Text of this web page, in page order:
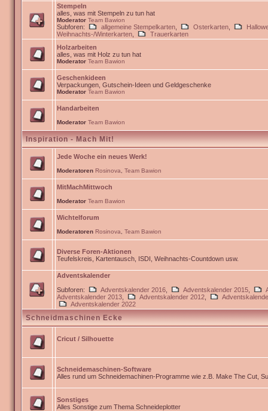
Stempeln
alles, was mit Stempeln zu tun hat
Moderator Team Bawion
Subforen: allgemeine Stempelkarten Osterkarten
Weihnachts-/Winterkarten
Trauerkarten
Holzarbeiten
alles, was mit Holz zu tun hat
Moderator Team Bawion
Geschenkideen
Verpackungen, Gutschein-Ideen und Geldgeschenke
Moderator Team Bawion
Handarbeiten
Moderator Team Bawion
Inspiration - Mach Mit!
Jede Woche ein neues Werk!
Moderatoren Rosinova Team Bawion
MitMachMittwoch
Moderator Team Bawion
Wichtelforum
Moderatoren Rosinova Team Bawion
Diverse Foren-Aktionen
Teufelskreis, Kartentausch, ISDI, Weihnachts-Countdown usw.
Adventskalender
Subforen:
Adventskalender 2016 Adventskalender 2015
Adventskalender 2013
Adventskalender 2012
Adventskalender 2022
Schneidmaschinen Ecke
Cricut / Silhouette
Schneidemaschinen-Software
Alles rund um Schneidemachinen-Programme wie z.B. Make The Cut,
Sonstiges
Alles Sonstige zum Thema Schneideplotter